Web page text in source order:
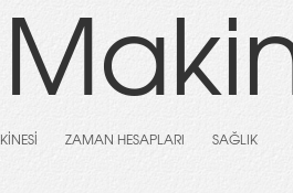
ZAMAN HESAPLARI SAĞLIK